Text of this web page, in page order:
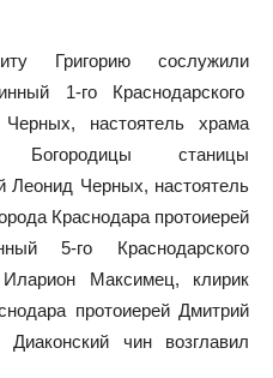
Григорию сослужили
1-го Краснодарского
Черных, настоятель храма
Богородицы станицы
Леонид Черных, настоятель
Краснодара протоиерей
5-го Краснодарского
Максимец, клирик
протоиерей Дмитрий
чин возглавил